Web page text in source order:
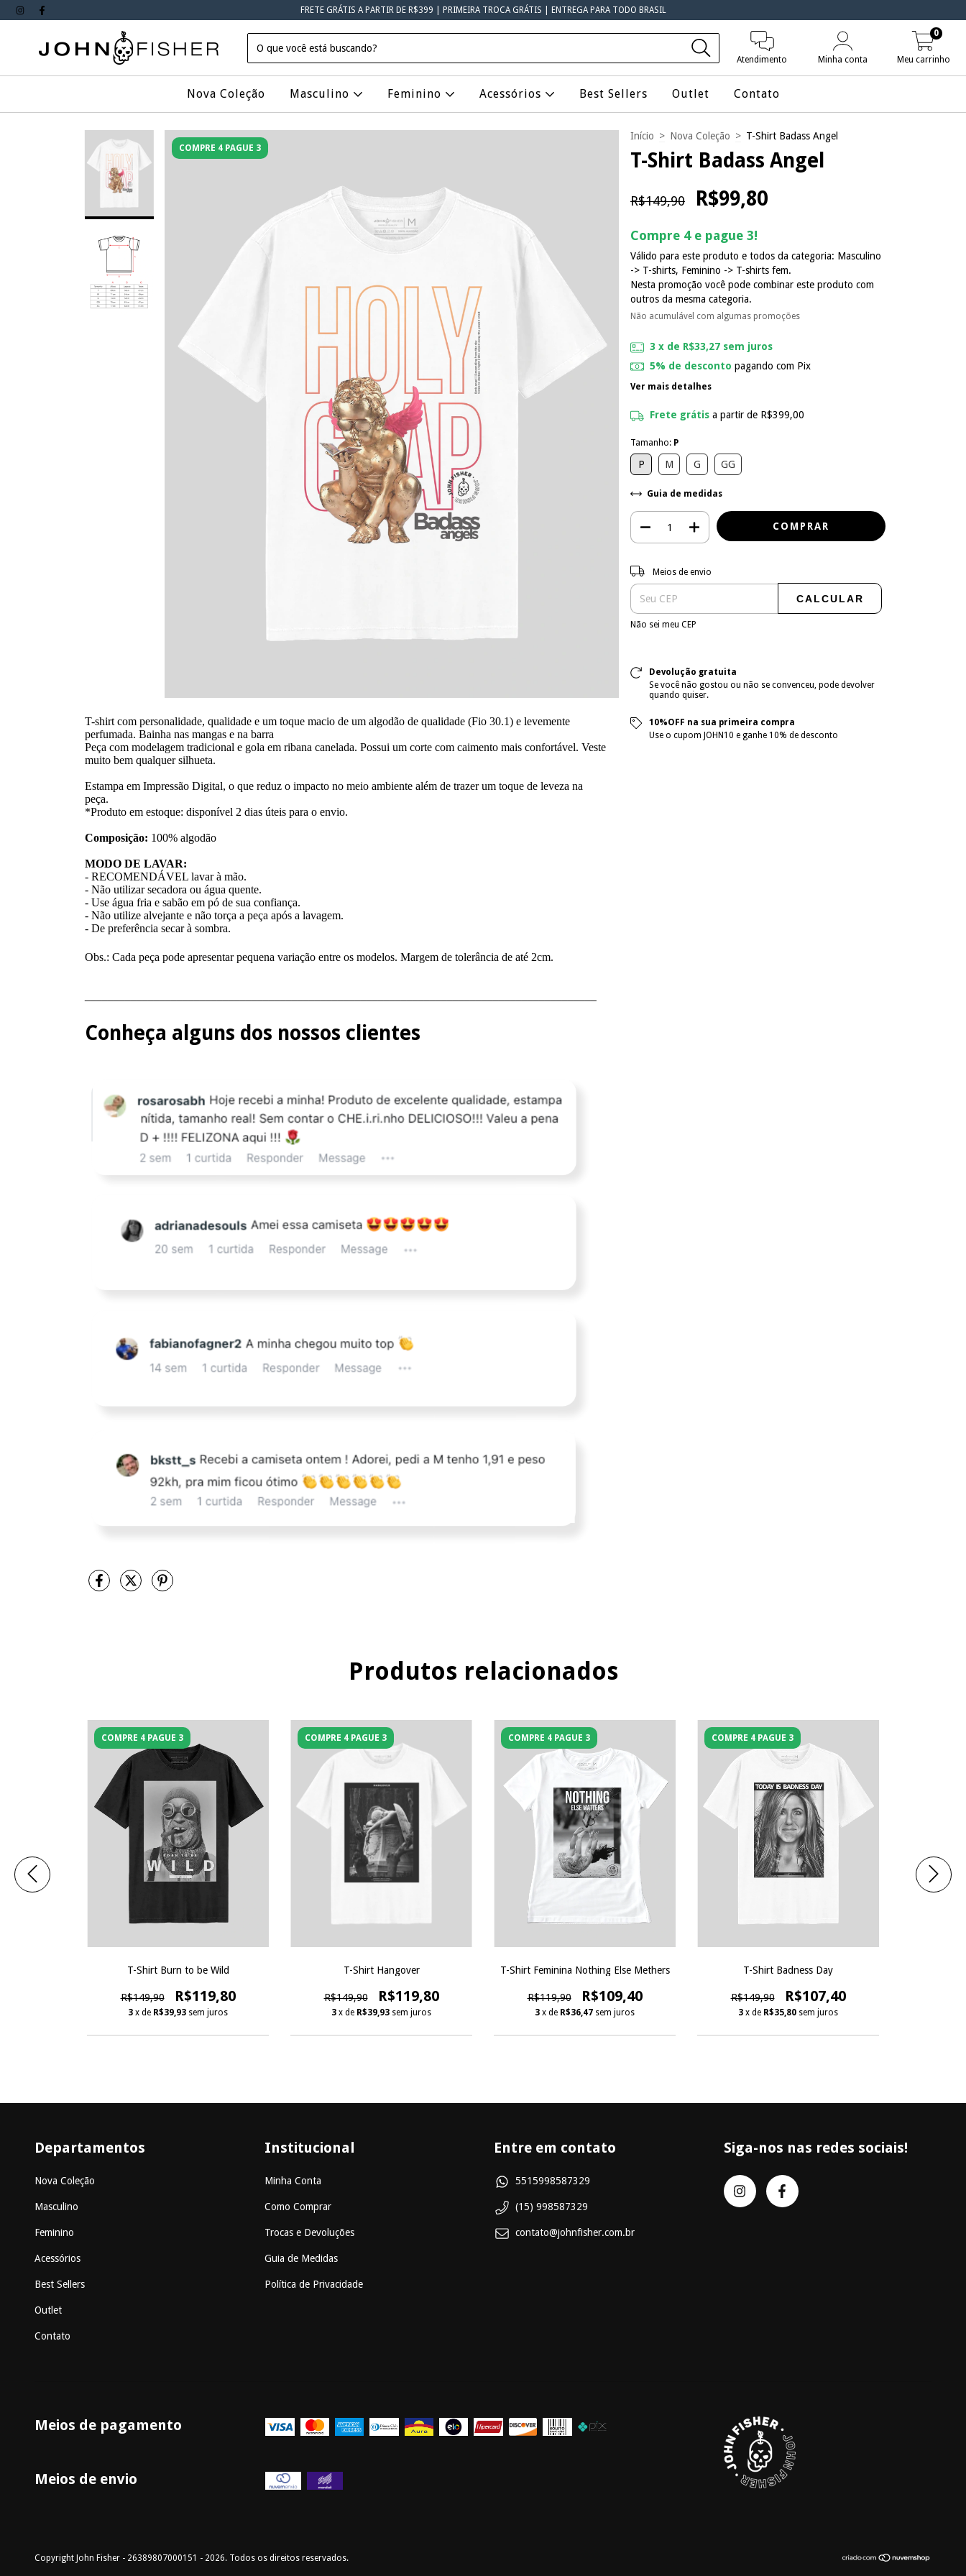
FRETE GRÁTIS A PARTIR DE R$399 | PRIMEIRA TROCA GRÁTIS | ENTREGA PARA TODO BRASIL
Atendimento Minha conta Meu carrinho
0
Nova Coleção Masculino Feminino Acessórios Best Sellers Outlet Contato
COMPRE 4 PAGUE 3
T-shirt com personalidade, qualidade e um toque macio de um algodão de qualidade (Fio 30.1) e levemente
perfumada. Bainha nas mangas e na barra
Peça com modelagem tradicional e gola em ribana canelada. Possui um corte com caimento mais confortável. Veste
muito bem qualquer silhueta.
Estampa em Impressão Digital, o que reduz o impacto no meio ambiente além de trazer um toque de leveza na
peça.
*Produto em estoque: disponível 2 dias úteis para o envio.
Composição: 100% algodão
MODO DE LAVAR:
- RECOMENDÁVEL lavar à mão.
- Não utilizar secadora ou água quente.
- Use água fria e sabão em pó de sua confiança.
- Não utilize alvejante e não torça a peça após a lavagem.
- De preferência secar à sombra.
Obs.: Cada peça pode apresentar pequena variação entre os modelos. Margem de tolerância de até 2cm.
Conheça alguns dos nossos clientes
Início > Nova Coleção > T-Shirt Badass Angel
T-Shirt Badass Angel
R$149,90 R$99,80
Compre 4 e pague 3!
Válido para este produto e todos da categoria: Masculino
-> T-shirts, Feminino -> T-shirts fem.
Nesta promoção você pode combinar este produto com
outros da mesma categoria.
Não acumulável com algumas promoções
3 x de R$33,27 sem juros
5% de desconto pagando com Pix
Ver mais detalhes
Frete grátis a partir de R$399,00
Tamanho: P
P M G GG
Guia de medidas
Entregas para o CEP:
Meios de envio
CALCULAR
Não sei meu CEP
Devolução gratuita
Se você não gostou ou não se convenceu, pode devolver
quando quiser.
10%OFF na sua primeira compra
Use o cupom JOHN10 e ganhe 10% de desconto
Produtos relacionados
COMPRE 4 PAGUE 3
T-Shirt Burn to be Wild
R$149,90 R$119,80
3 x de R$39,93 sem juros
COMPRE 4 PAGUE 3
T-Shirt Hangover
R$149,90 R$119,80
3 x de R$39,93 sem juros
COMPRE 4 PAGUE 3
T-Shirt Feminina Nothing Else Methers
R$119,90 R$109,40
3 x de R$36,47 sem juros
COMPRE 4 PAGUE 3
T-Shirt Badness Day
R$149,90 R$107,40
3 x de R$35,80 sem juros
Departamentos
Nova Coleção
Masculino
Feminino
Acessórios
Best Sellers
Outlet
Contato
Institucional
Minha Conta
Como Comprar
Trocas e Devoluções
Guia de Medidas
Política de Privacidade
Entre em contato
5515998587329
(15) 998587329
contato@johnfisher.com.br
Siga-nos nas redes sociais!
Meios de pagamento
Meios de envio
Copyright John Fisher - 26389807000151 - 2026. Todos os direitos reservados.